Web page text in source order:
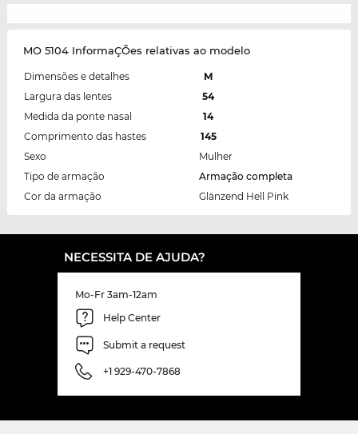
MO 5104 InformaÇÕes relativas ao modelo
Dimensões e detalhes
M
Largura das lentes
54
Medida da ponte nasal
14
Comprimento das hastes
145
Sexo
Mulher
Tipo de armação
Armação completa
Cor da armação
Glänzend Hell Pink
NECESSITA DE AJUDA?
Mo-Fr 3am-12am
Help Center
Submit a request
+1 929-470-7868